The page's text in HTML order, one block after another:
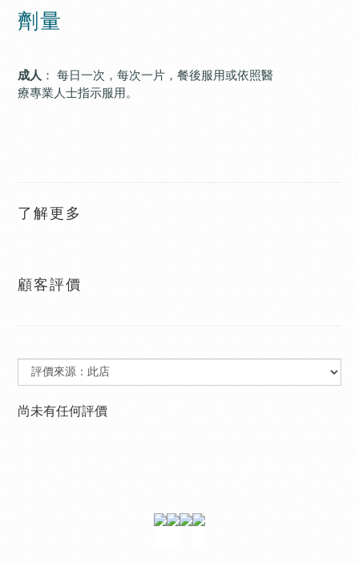
劑量
成人 ： 每日一次，每次一片，餐後服用或依照醫
療專業人士指示服用。
了解更多
顧客評價
尚未有任何評價